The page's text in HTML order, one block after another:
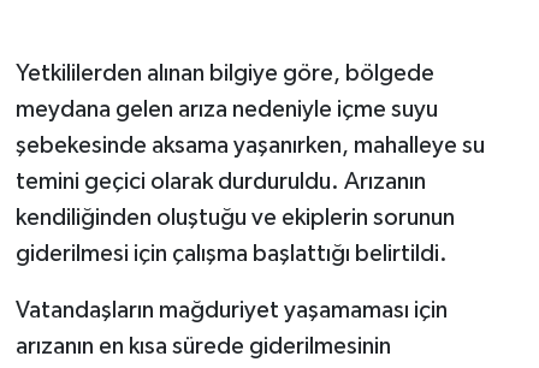
Yetkililerden alınan bilgiye göre, bölgede
meydana gelen arıza nedeniyle içme suyu
şebekesinde aksama yaşanırken, mahalleye su
temini geçici olarak durduruldu. Arızanın
kendiliğinden oluştuğu ve ekiplerin sorunun
giderilmesi için çalışma başlattığı belirtildi.
Vatandaşların mağduriyet yaşamaması için
arızanın en kısa sürede giderilmesinin